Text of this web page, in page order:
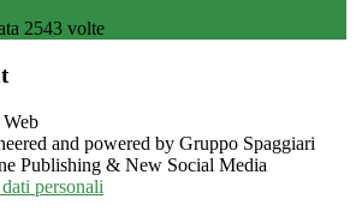
2543 volte
and powered by Gruppo Spaggiari
Publishing & New Social Media
personali